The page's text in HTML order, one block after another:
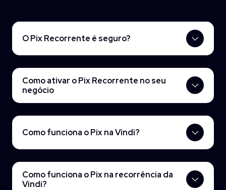
O Pix Recorrente é seguro?
Como ativar o Pix Recorrente no seu
negócio
Como funciona o Pix na Vindi?
Como funciona o Pix na recorrência da
Vindi?